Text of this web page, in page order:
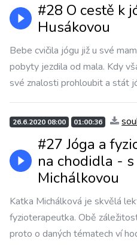
#28 O cestě k
Husákovou
Bebe cvičila jógu již u své
pobyty jezdila od mala. Kdy
své znalosti prohloubit a stát
26.6.2020 08:00 01:00:36
#27 Jóga a
na chodidla - s
Michálkovou
Katka Michálková je skvělá
fyzioterapeutka. Obě
proto o daných tématech ví